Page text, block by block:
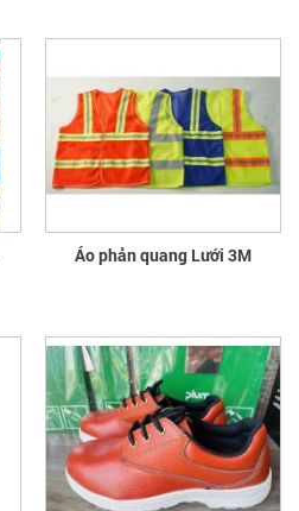
Áo phản quang Lưới 3M